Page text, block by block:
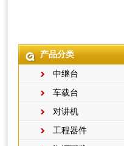
产品分类
中继台
车载台
对讲机
工程器件